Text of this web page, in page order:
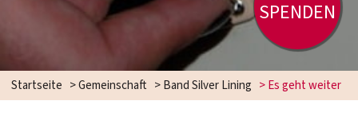
SPENDEN
Startseite >Gemeinschaft >Band Silver Lining >Es geht weiter